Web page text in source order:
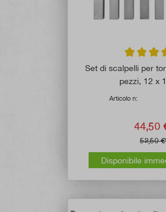
Set di scalpelli per
pezzi, 12 x
Articolo n:
44,50
52,50
Disponibile